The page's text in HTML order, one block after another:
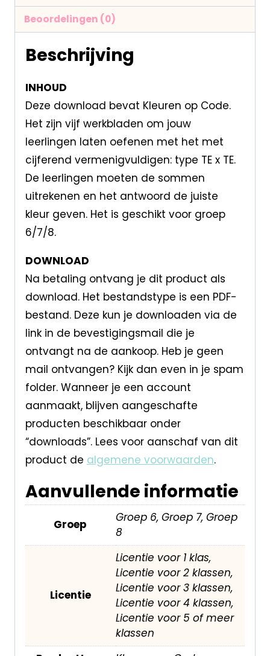
Beoordelingen (0)
Beschrijving
INHOUD
Deze download bevat Kleuren op Code.
Het zijn vijf werkbladen om jouw
leerlingen laten oefenen met het met
cijferend vermenigvuldigen: type TE x TE.
De leerlingen moeten de sommen
uitrekenen en het antwoord de juiste
kleur geven. Het is geschikt voor groep
6/7/8.
DOWNLOAD
Na betaling ontvang je dit product als
download. Het bestandstype is een PDF-
bestand. Deze kun je downloaden via de
link in de bevestigingsmail die je
ontvangt na de aankoop. Heb je geen
mail ontvangen? Kijk dan even in je spam
folder. Wanneer je een account
aanmaakt, blijven aangeschafte
producten beschikbaar onder
“downloads”. Lees voor aanschaf van dit
product de algemene voorwaarden.
Aanvullende informatie
Groep
Groep 6, Groep 7, Groep
8
Licentie
Licentie voor 1 klas,
Licentie voor 2 klassen,
Licentie voor 3 klassen,
Licentie voor 4 klassen,
Licentie voor 5 of meer
klassen